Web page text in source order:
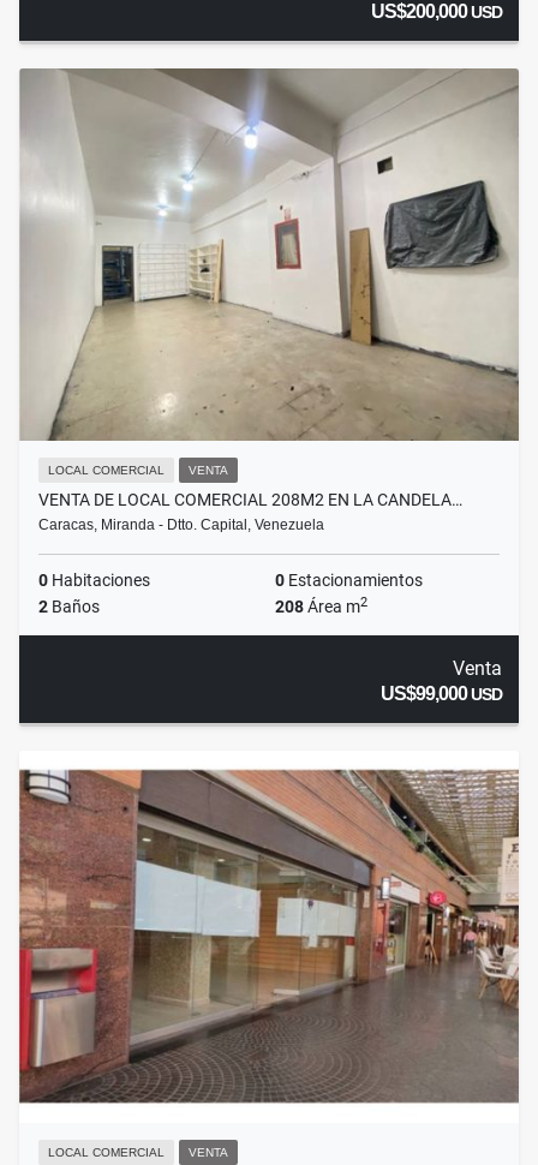
US$200,000USD
LOCAL COMERCIAL VENTA
VENTA DE LOCAL COMERCIAL 208M2 EN LA CANDELA…
Caracas, Miranda - Dtto. Capital, Venezuela
0 Habitaciones 0 Estacionamientos
2 Baños 208Área m2
Venta
US$99,000USD
LOCAL COMERCIAL VENTA